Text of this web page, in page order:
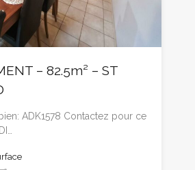
– 82.5m² – ST
ADK1578 Contactez pour ce